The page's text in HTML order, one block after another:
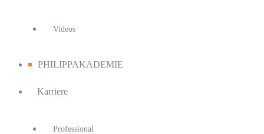
Videos
PHILIPPAKADEMIE
Karriere
Professional